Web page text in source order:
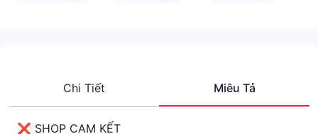
Chi Tiết Miêu Tả
❌ SHOP CAM KẾT